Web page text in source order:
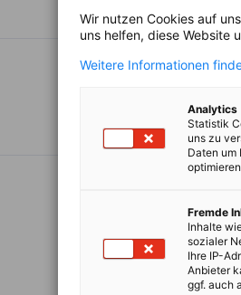
Federal Ministry for Economic Affairs
Wir nutzen Cookies auf
uns helfen, diese Website
Weitere Informationen
Analytics
Statistik
uns zu
Daten um
Fremde
Inhalte
sozialer
Ihre IP-
Anbieter
ggf. auch